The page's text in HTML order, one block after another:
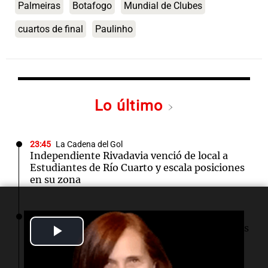
Play
Video
Palmeiras Botafogo Mundial de Clubes
cuartos de final Paulinho
Lo último
23:45 La Cadena del Gol
Independiente Rivadavia venció de local a
Estudiantes de Río Cuarto y escala posiciones
en su zona
23:18 Política y Economía
Masiva marcha de sindicatos y organizaciones
sociales a Plaza de Mayo por San Cayetano